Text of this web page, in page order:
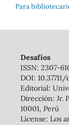
Para
Desafíos
ISSN: 2307-
DOI:
Editorial:
Dirección: Jr.
10001, Perú
License: Los